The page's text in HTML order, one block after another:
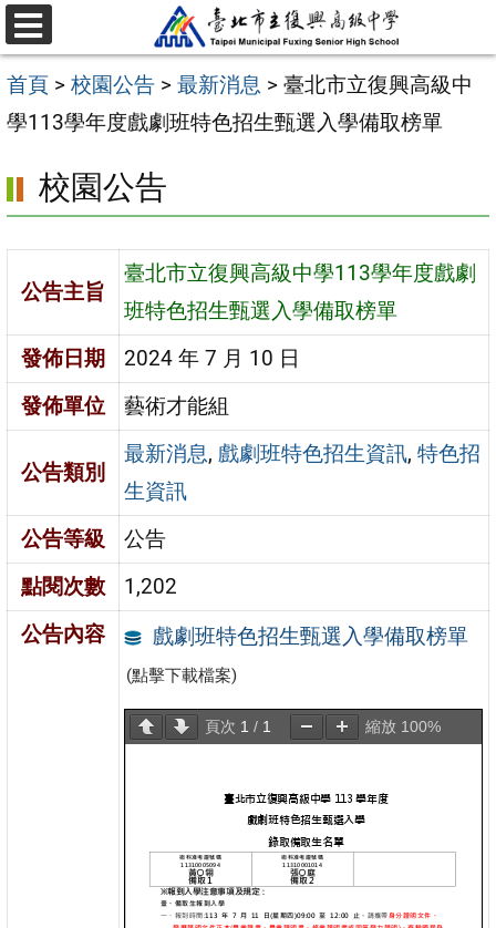
跳
至
主
要
容
區
選
單
首頁 > 校園公告 > 最新消息 > 臺北市立復興高級中
學113學年度戲劇班特色招生甄選入學備取榜單
校園公告
公告主旨
臺北市立復興高級中學113學年度戲劇
班特色招生甄選入學備取榜單
發佈日期
2024 年 7 月 10 日
發佈單位
藝術才能組
公告類別
最新消息, 戲劇班特色招生資訊,特色招
生資訊
公告等級
公告
點閱次數
1,202
公告內容
戲劇班特色招生甄選入學備取榜單
(點擊下載檔案)
頁次 1 / 1 縮放 100%